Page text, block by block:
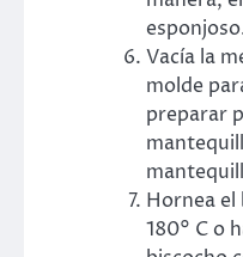
Vacía la
molde
preparar
Hornea el
180° C o